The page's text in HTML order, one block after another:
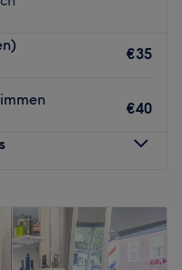
€35
€40
09:30
18:00
09:30–18:00
09:30–20:00